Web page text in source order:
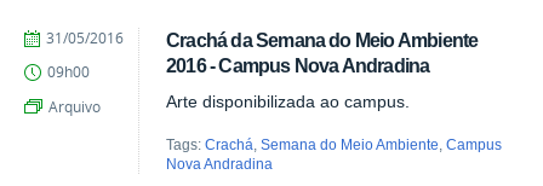
Crachá da Semana do Meio Ambiente
2016 - Campus Nova Andradina
Arte disponibilizada ao campus.
Tags:Crachá ,Semana do Meio Ambiente ,Campus
Nova Andradina
by
Aragão
Published
31/05/2016
09h00
Arquivo